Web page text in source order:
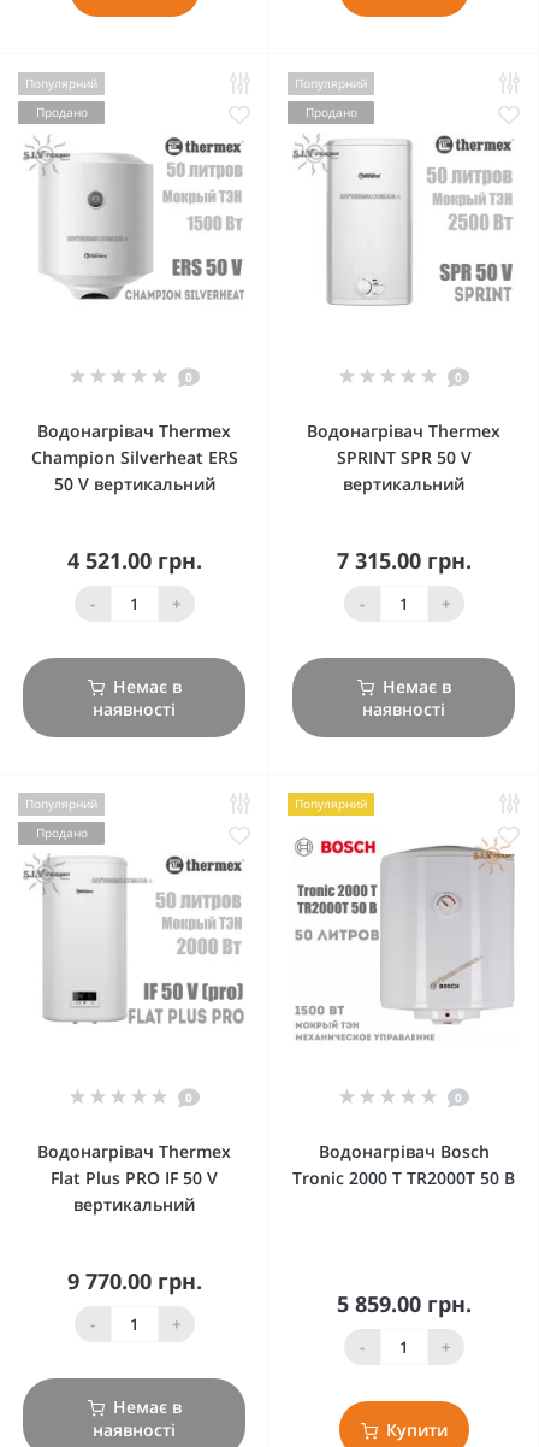
Популярний
Продано
0
Водонагрівач Thermex
Champion Silverheat ERS
50 V вертикальний
4 521.00 грн.
- +
Немає в
наявності
Популярний
Продано
0
Водонагрівач Thermex
SPRINT SPR 50 V
вертикальний
7 315.00 грн.
- +
Немає в
наявності
Популярний
Продано
0
Водонагрівач Thermex
Flat Plus PRO IF 50 V
вертикальний
9 770.00 грн.
- +
Немає в
наявності
Популярний
0
Водонагрівач Bosch
Tronic 2000 Т TR2000T 50 B
5 859.00 грн.
- +
Купити